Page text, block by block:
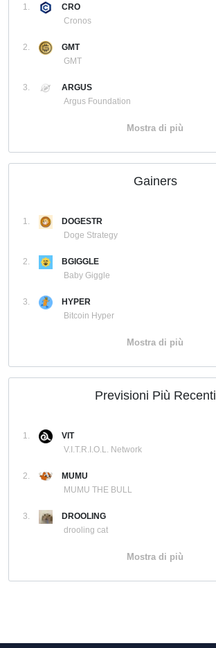
1.
CRO
Cronos
2.
GMT
GMT
3.
ARGUS
Argus Foundation
Mostra di più
Gainers
1.
DOGESTR
Doge Strategy
2.
BGIGGLE
Baby Giggle
3.
HYPER
Bitcoin Hyper
Mostra di più
Previsioni Più Recenti
1.
VIT
V.I.T.R.I.O.L. Network
2.
MUMU
MUMU THE BULL
3.
DROOLING
drooling cat
Mostra di più